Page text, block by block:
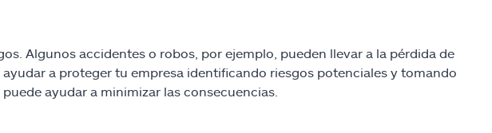
Algunos accidentes o robos, por ejemplo, pueden llevar a la pérdida de
a proteger tu empresa identificando riesgos potenciales y tomando
ayudar a minimizar las consecuencias.